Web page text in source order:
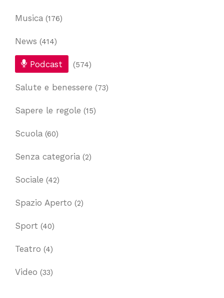
Musica (176)
News (414)
Podcast (574)
Salute e benessere (73)
Sapere le regole (15)
Scuola (60)
Senza categoria (2)
Sociale (42)
Spazio Aperto (2)
Sport (40)
Teatro (4)
Video (33)